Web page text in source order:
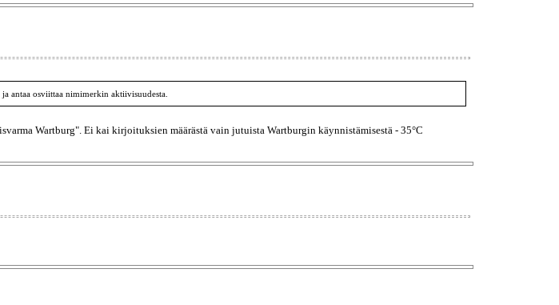
antaa osviittaa nimimerkin aktiivisuudesta.
Wartburg". Ei kai kirjoituksien määrästä vain jutuista Wartburgin käynnistämisestä - 35°C